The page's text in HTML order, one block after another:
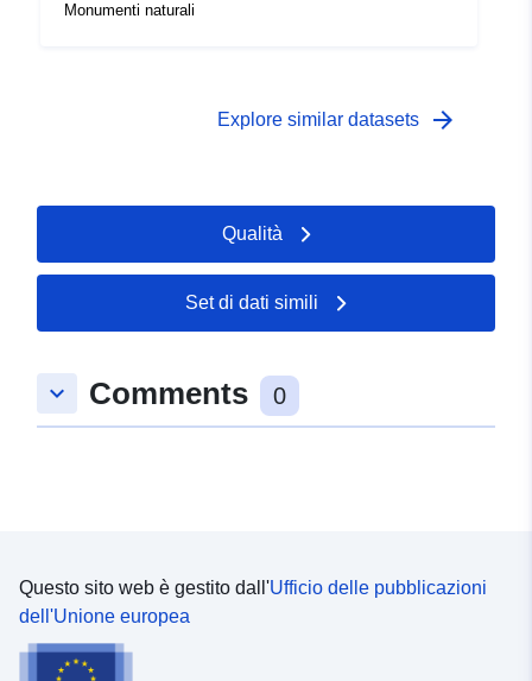
Monumenti naturali
Explore similar datasets arrow_forward
Qualità
Set di dati simili
keyboard_arrow_down Comments 0
Questo sito web è gestito dall'Ufficio delle pubblicazioni
dell'Unione europea